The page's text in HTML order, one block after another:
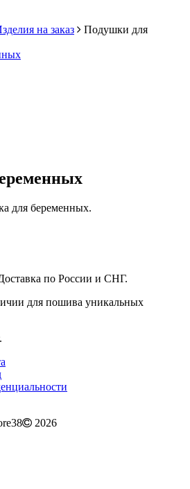
на заказ
Подушки для
для беременных.
по России и СНГ.
для пошива уникальных
2026